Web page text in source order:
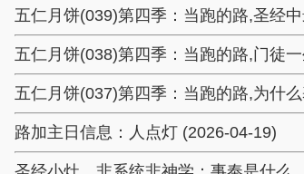
五仁月饼(039)第四季：当跑的路,圣经
五仁月饼(038)第四季：当跑的路,门徒
五仁月饼(037)第四季：当跑的路,为什
路加主日信息：人点灯 (2026-04-19)